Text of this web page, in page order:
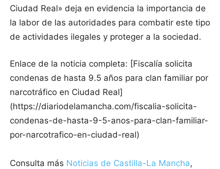
Ciudad Real» deja en evidencia la importancia de
la labor de las autoridades para combatir este tipo
de actividades ilegales y proteger a la sociedad.
Enlace de la noticia completa: [Fiscalía solicita
condenas de hasta 9.5 años para clan familiar por
narcotráfico en Ciudad Real]
(https://diariodelamancha.com/fiscalia-solicita-
condenas-de-hasta-9-5-anos-para-clan-familiar-
por-narcotrafico-en-ciudad-real)
Consulta más Noticias de Castilla-La Mancha,